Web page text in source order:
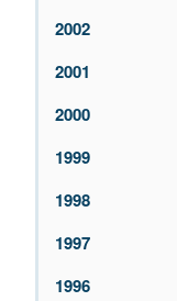
2002
2001
2000
1999
1998
1997
1996